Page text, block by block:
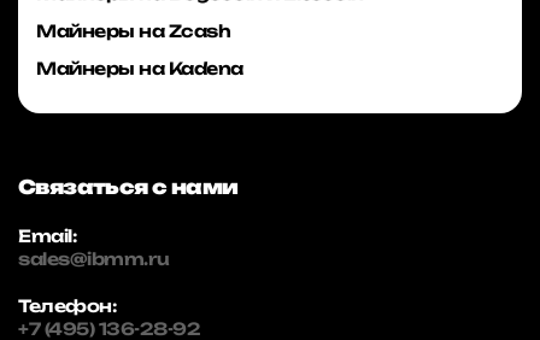
Майнеры на Zcash
Майнеры на Kadena
Связаться с нами
Email:
sales@ibmm.ru
Телефон:
+7 (495) 136-28-92